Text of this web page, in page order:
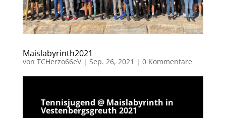
Maislabyrinth2021
von TCHerzo66eV| Sep. 26, 2021 | 0 Kommentare
Tennisjugend @ Maislabyrinth in
Vestenbergsgreuth 2021